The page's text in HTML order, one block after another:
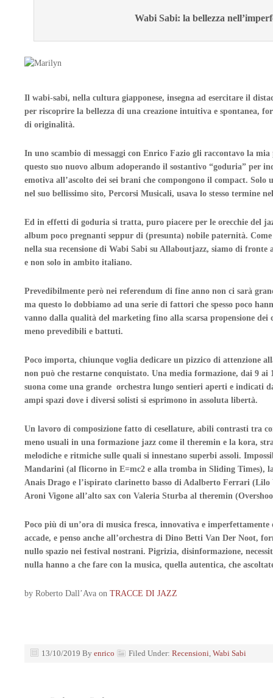
Wabi Sabi: la bellezza
Il wabi-sabi, nella cultura giapponese, insegna ad esercitare il
per riscoprire la bellezza di una creazione intuitiva e spontanea,
di originalità.
In uno scambio di messaggi con Enrico Fazio gli raccontavo la
questo suo nuovo album adoperando il sostantivo “goduria” per
emotiva all’ascolto dei sei brani che compongono il compact.
nel suo bellissimo sito, Percorsi Musicali, usava lo stesso termine
Ed in effetti di goduria si tratta, puro piacere per le orecchie del
album poco pregnanti seppur di (presunta) nobile paternità.
nella sua recensione di Wabi Sabi su Allaboutjazz, siamo di
e non solo in ambito italiano.
Prevedibilmente però nei referendum di fine anno non ci sarà
ma questo lo dobbiamo ad una serie di fattori che spesso poco
vanno dalla qualità del marketing fino alla scarsa propensione
meno prevedibili e battuti.
Poco importa, chiunque voglia dedicare un pizzico di attenzione
non può che restarne conquistato. Una media formazione, dai 9 ai
suona come una grande orchestra lungo sentieri aperti e indicati
ampi spazi dove i diversi solisti si esprimono in assoluta libertà.
Un lavoro di composizione fatto di cesellature, abili contrasti tra
meno usuali in una formazione jazz come il theremin e la kora,
melodiche e ritmiche sulle quali si innestano superbi assoli.
Mandarini (al flicorno in E=mc2 e alla tromba in Sliding Times),
Anais Drago e l’ispirato clarinetto basso di Adalberto Ferrari (Lilo
Aroni Vigone all’alto sax con Valeria Sturba al theremin
Poco più di un’ora di musica fresca, innovativa e imperfettamente
accade, e penso anche all’orchestra di Dino Betti Van Der Noot,
nullo spazio nei festival nostrani. Pigrizia, disinformazione,
nulla hanno a che fare con la musica, quella autentica, che
by Roberto Dall’Ava on TRACCE DI JAZZ
13/10/2019 By enrico Filed Under: Recensioni, Wabi Sabi